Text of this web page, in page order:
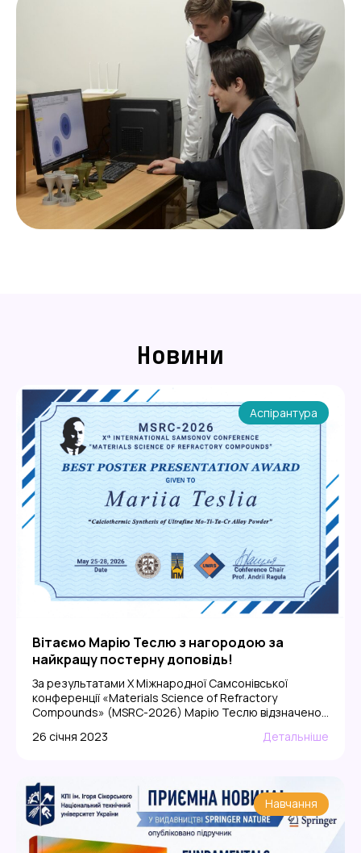
Новини
Аспірантура
Вітаємо Марію Теслю з нагородою за
найкращу постерну доповідь!
За результатами X Міжнародної Самсонівської
конференції «Materials Science of Refractory
Compounds» (MSRC-2026) Марію Теслю відзначено
оцінку отримала постерна доповідь на тему
ультрадисперсного порошку сплаву Mo-Ti-Ta-Cr.
Конференція відбулася 25-28 травня 2026 року та
об’єднала науковців і фахівців, які працюють у […]
26 січня 2023 Детальніше
Навчання